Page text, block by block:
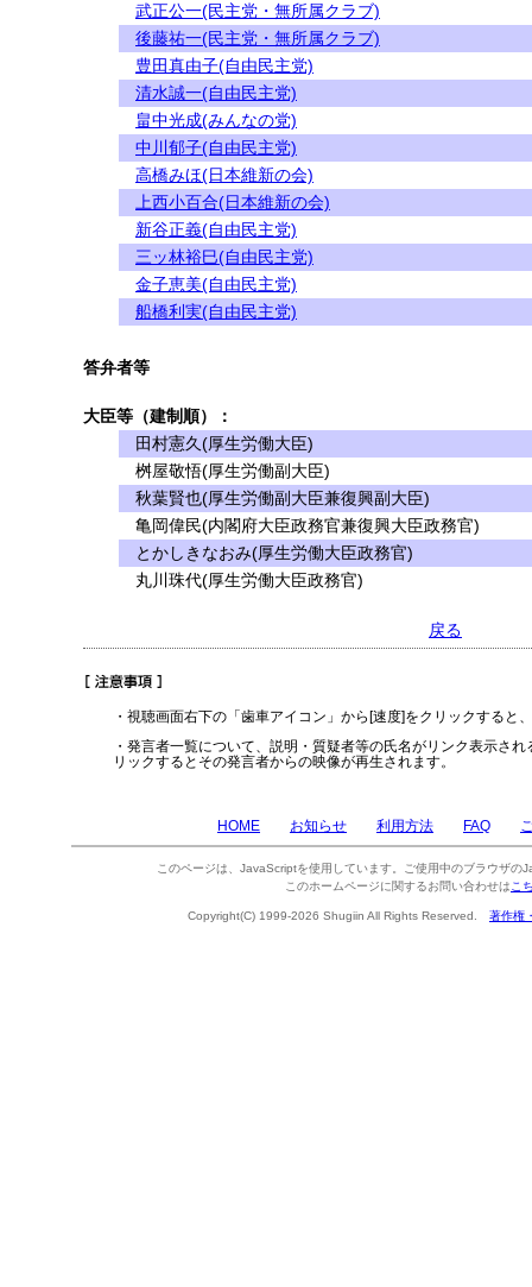
武正公一(民主党・無所属クラブ)
後藤祐一(民主党・無所属クラブ)
豊田真由子(自由民主党)
清水誠一(自由民主党)
畠中光成(みんなの党)
中川郁子(自由民主党)
高橋みほ(日本維新の会)
上西小百合(日本維新の会)
新谷正義(自由民主党)
三ッ林裕巳(自由民主党)
金子恵美(自由民主党)
船橋利実(自由民主党)
答弁者等
大臣等（建制順）：
田村憲久(厚生労働大臣)
桝屋敬悟(厚生労働副大臣)
秋葉賢也(厚生労働副大臣兼復興副大臣)
亀岡偉民(内閣府大臣政務官兼復興大臣政務官)
とかしきなおみ(厚生労働大臣政務官)
丸川珠代(厚生労働大臣政務官)
戻る
・視聴画面右下の「歯車アイコン」から[速度]をクリックすると
・発言者一覧について、説明・質疑者等の氏名がリンク表示さ
リックするとその発言者からの映像が再生されます。
HOME お知らせ 利用方法 FAQ
このページは、JavaScriptを使用しています。ご使用中のブラウザの
このホームページに関するお問い合わせは こ
Copyright(C) 1999-2026 Shugiin All Rights Reserved. 著作権